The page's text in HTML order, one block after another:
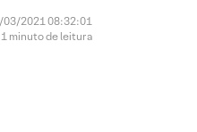
03/2021 08:32:01
1 minuto de leitura